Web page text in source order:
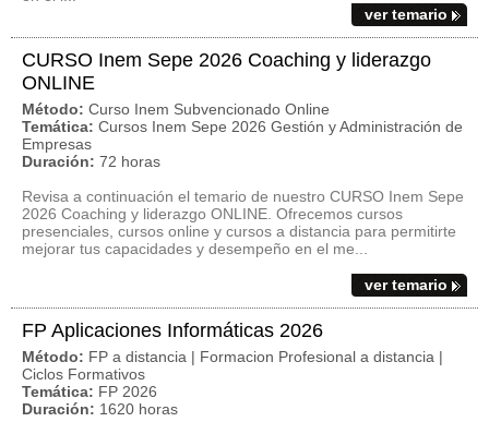
ver temario
CURSO Inem Sepe 2026 Coaching y liderazgo
ONLINE
Método: Curso Inem Subvencionado Online
Temática: Cursos Inem Sepe 2026 Gestión y Administración de
Empresas
Duración: 72 horas
Revisa a continuación el temario de nuestro CURSO Inem Sepe
2026 Coaching y liderazgo ONLINE. Ofrecemos cursos
presenciales, cursos online y cursos a distancia para permitirte
mejorar tus capacidades y desempeño en el me...
ver temario
FP Aplicaciones Informáticas 2026
Método: FP a distancia | Formacion Profesional a distancia |
Ciclos Formativos
Temática: FP 2026
Duración: 1620 horas